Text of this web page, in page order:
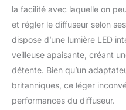
respiration, la
7 secondes, puis
pendant 11 pour
moment de calme.
détendre, vous
cette pratique
exactement cela.
lumière et l'intensité
la facilité avec laquelle on
et régler le diffuseur selon
dispose d’une lumière LED
veilleuse apaisante, créant
détente. Bien qu’un
britanniques, ce léger
performances du diffuseur.